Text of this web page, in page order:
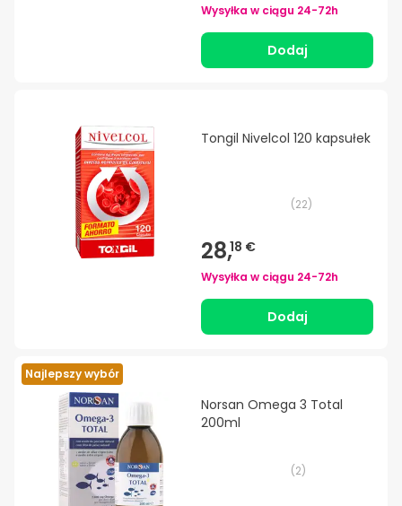
Wysyłka w ciągu 24-72h
Dodaj
Tongil Nivelcol 120 kapsułek
(22)
28,18 €
Wysyłka w ciągu 24-72h
Dodaj
Najlepszy wybór
Norsan Omega 3 Total
200ml
(2)